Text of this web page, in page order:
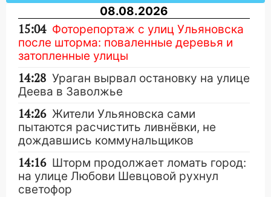
08.08.2026
15:04 Фоторепортаж с улиц Ульяновска
после шторма: поваленные деревья и
затопленные улицы
14:28 Ураган вырвал остановку на улице
Деева в Заволжье
14:26 Жители Ульяновска сами
пытаются расчистить ливнёвки, не
дождавшись коммунальщиков
14:16 Шторм продолжает ломать город:
на улице Любови Шевцовой рухнул
светофор